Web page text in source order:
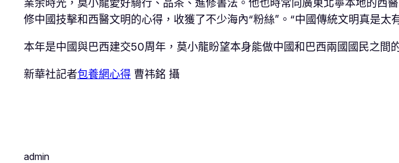
業余時光，莫小龍愛好騎行、品茶、進修書法。他也時常向廣東北寧本地的西
修中國技擊和西醫文明的心得，收獲了不少海內“粉絲”。“中國傳統文明真是太
本年是中國與巴西建交50周年，莫小龍盼望本身能做中國和巴西兩國國民之間
新華社記者包養網心得 曹祎銘 攝
admin